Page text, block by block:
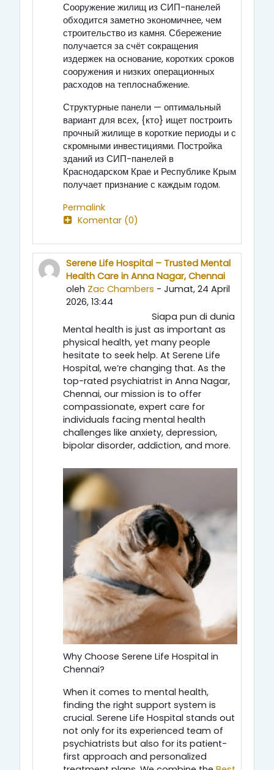
Сооружение жилищ из СИП-панелей
обходится заметно экономичнее, чем
строительство из камня. Сбережение
получается за счёт сокращения
издержек на основание, коротких сроков
сооружения и низких операционных
расходов на теплоснабжение.
Структурные панели — оптимальный
вариант для всех, {кто} ищет построить
прочный жилище в короткие периоды и с
скромными инвестициями. Постройка
зданий из СИП-панелей в
Краснодарском Крае и Республике Крым
получает признание с каждым годом.
Permalink
Komentar (0)
Serene Life Hospital – Trusted Mental
Health Care in Anna Nagar, Chennai
oleh Zac Chambers - Jumat, 24 April
2026, 13:44
Siapa pun di dunia
Mental health is just as important as
physical health, yet many people
hesitate to seek help. At Serene Life
Hospital, we’re changing that. As the
top-rated psychiatrist in Anna Nagar,
Chennai, our mission is to offer
compassionate, expert care for
individuals facing mental health
challenges like anxiety, depression,
bipolar disorder, addiction, and more.
Why Choose Serene Life Hospital in
Chennai?
When it comes to mental health,
finding the right support system is
crucial. Serene Life Hospital stands out
not only for its experienced team of
psychiatrists but also for its patient-
first approach and personalized